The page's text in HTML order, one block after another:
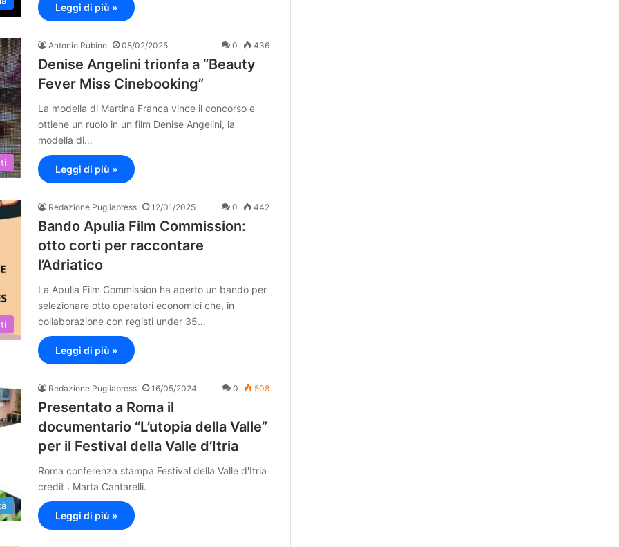
Leggi di più »
Antonio Rubino 08/02/2025 0 436
Denise Angelini trionfa a “Beauty
Fever Miss Cinebooking”
La modella di Martina Franca vince il concorso e
ottiene un ruolo in un film Denise Angelini, la
modella di…
Leggi di più »
Redazione Pugliapress 12/01/2025 0 442
Bando Apulia Film Commission:
otto corti per raccontare
l’Adriatico
La Apulia Film Commission ha aperto un bando per
selezionare otto operatori economici che, in
collaborazione con registi under 35…
Leggi di più »
Redazione Pugliapress 16/05/2024 0 508
Presentato a Roma il
documentario “L’utopia della Valle”
per il Festival della Valle d’Itria
Roma conferenza stampa Festival della Valle d'Itria
credit : Marta Cantarelli.
Leggi di più »